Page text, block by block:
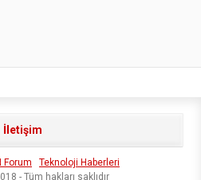
İletişim
Forum
Teknoloji Haberleri
- Tüm hakları saklıdır